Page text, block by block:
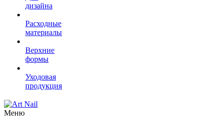
дизайна
Расходные
материалы
Верхние
формы
Уходовая
продукция
Меню